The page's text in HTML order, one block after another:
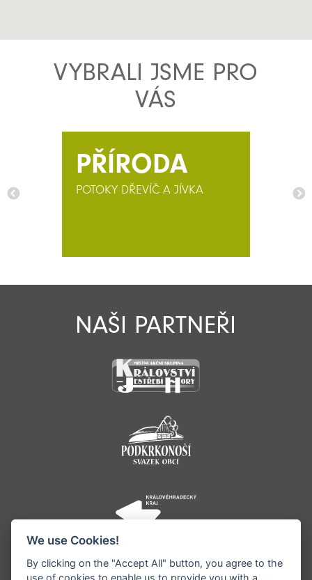
VYBRALI JSME PRO
VÁS
PŘÍRODA
POTOKY DŘEVÍČ A JÍVKA
NAŠI PARTNEŘI
We use Cookies!
By clicking on the "Accept All" button, you agree to the